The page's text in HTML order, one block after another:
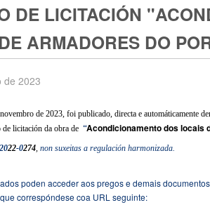
DE LICITACIÓN
ARMADORES DO
de 2023
de 2023, foi publicado, directa e automáticamente
licitación da obra de “Acondicionamento dos locais
22-0274, non suxeitas a regulación harmonizada.
poden acceder aos pregos e demais
que correspóndese coa URL seguinte: